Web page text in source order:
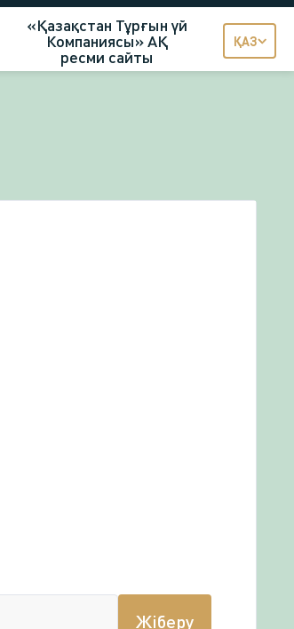
«Қазақстан Тұрғын үй
Компаниясы» АҚ
ресми сайты
ҚАЗ
Жіберу